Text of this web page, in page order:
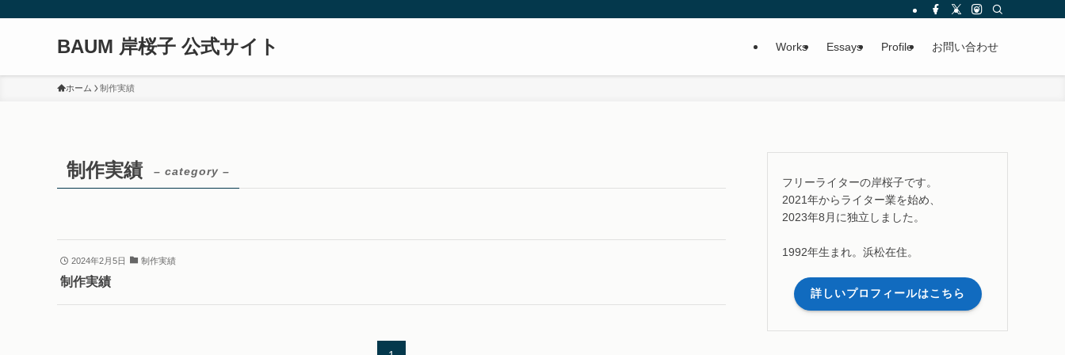
BAUM 岸桜子 公式サイト Works Essays Profile お問い合わせ
ホーム 制作実績
制作実績 – category –
2024年2月5日 制作実績
制作実績
フリーライターの岸桜子です。
2021年からライター業を始め、
2023年8月に独立しました。
1992年生まれ。浜松在住。
詳しいプロフィールはこちら